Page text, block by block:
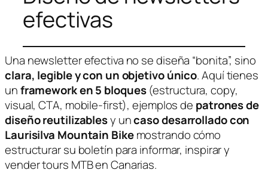
efectivas
Una newsletter efectiva no se diseña “bonita”, sino
clara, legible y con un objetivo único. Aquí tienes
unframework en 5 bloques(estructura, copy,
visual, CTA, mobile-first), ejemplos de patrones de
diseño reutilizablesy uncaso desarrollado con
Laurisilva Mountain Bikemostrando cómo
estructurar su boletín para informar, inspirar y
vender tours MTB en Canarias.